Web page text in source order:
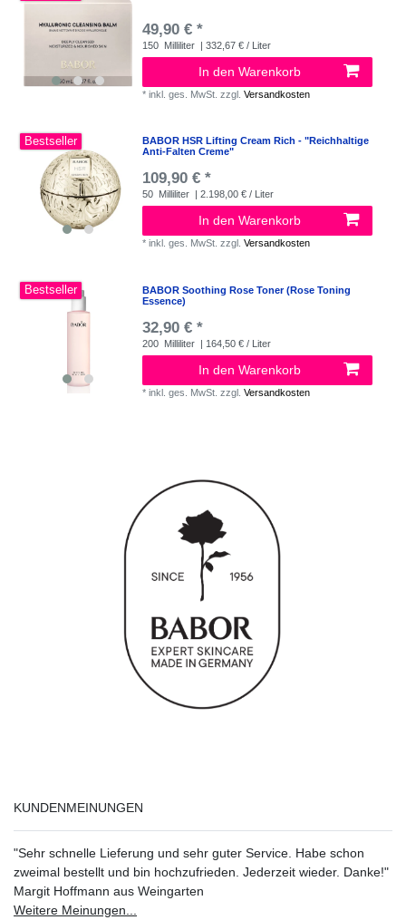
49,90 € *
150 Milliliter | 332,67 € / Liter
In den Warenkorb
*inkl. ges. MwSt. zzgl.Versandkosten
Bestseller
BABOR HSR Lifting Cream Rich - "Reichhaltige
Anti-Falten Creme"
109,90 € *
50 Milliliter | 2.198,00 € / Liter
In den Warenkorb
*inkl. ges. MwSt. zzgl.Versandkosten
Bestseller
BABOR Soothing Rose Toner (Rose Toning
Essence)
32,90 € *
200 Milliliter | 164,50 € / Liter
In den Warenkorb
*inkl. ges. MwSt. zzgl.Versandkosten
KUNDENMEINUNGEN
"Sehr schnelle Lieferung und sehr guter Service. Habe schon
zweimal bestellt und bin hochzufrieden. Jederzeit wieder. Danke!"
Margit Hoffmann aus Weingarten
Weitere Meinungen...